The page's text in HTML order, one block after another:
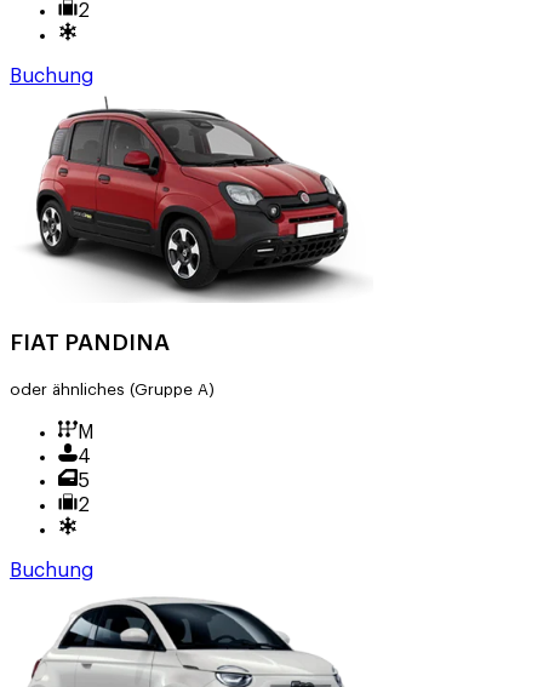
2
Buchung
FIAT PANDINA
oder ähnliches (Gruppe A)
M
4
5
2
Buchung